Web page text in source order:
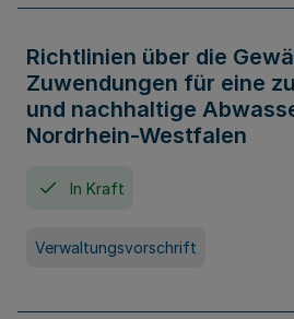
Richtlinien über die
Zuwendungen für eine
und nachhaltige
Nordrhein-Westfalen
In Kraft
Verwaltungsvorschrift